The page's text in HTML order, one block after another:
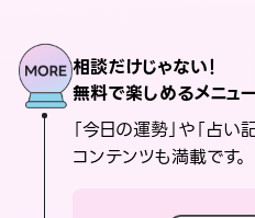
相談だけじゃない！
無料で楽しめるメニュ
「今日の運勢」や「占
コンテンツも満載です。